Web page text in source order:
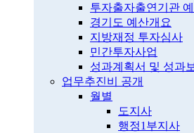
투자출자출연기관
경기도 예산개요
지방재정 투자심사
민간투자사업
성과계획서 및 성과
업무추진비 공개
월별
도지사
행정1부지사